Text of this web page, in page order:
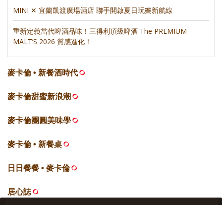
MINI ✕ 宜蘭凱渡廣場酒店 聯手開啟夏日玩樂新航線
重新定義當代啤酒品味！三得利頂級啤酒 The PREMIUM
MALT’S 2026 質感進化！
麥卡倫 • 新餐酒時代
麥卡倫甜蜜新浪潮
麥卡倫團圓美味學
麥卡倫 • 新餐桌
日日餐餐 • 麥卡倫
居心誌